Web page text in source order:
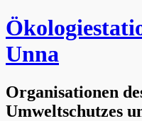
Unna
Organisationen
Umweltschutzes